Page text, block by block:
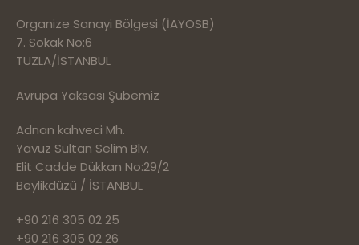
Organize Sanayi Bölgesi (İAYOSB)
7. Sokak No:6
TUZLA/İSTANBUL
Avrupa Yaksası Şubemiz
Adnan kahveci Mh.
Yavuz Sultan Selim Blv.
Elit Cadde Dükkan No:29/2
Beylikdüzü / İSTANBUL
+90 216 305 02 25
+90 216 305 02 26